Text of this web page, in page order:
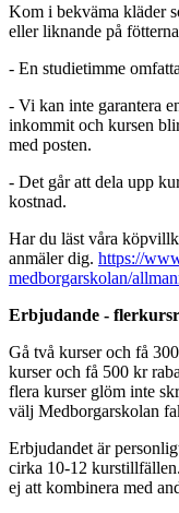
Kom i bekväma kläder
eller liknande på
- En studietimme
- Vi kan inte garantera
inkommit och kursen
med posten.
- Det går att dela upp
kostnad.
Har du läst våra
anmäler dig. https://
medborgarskolan/
Erbjudande -
Gå två kurser och få
kurser och få 500 kr
flera kurser glöm inte
välj Medborgarskolan
Erbjudandet är
cirka 10-12
ej att kombinera med